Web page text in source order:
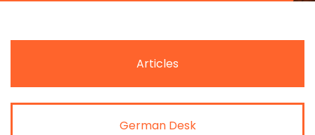
Articles
German Desk